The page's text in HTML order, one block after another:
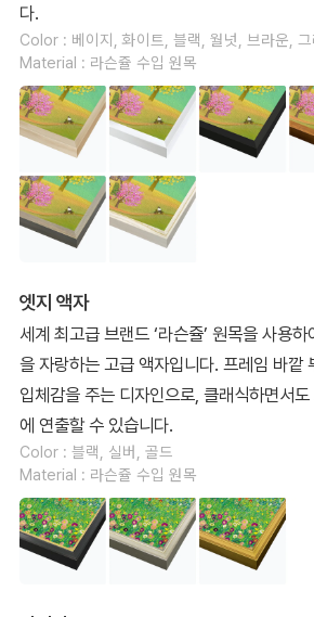
다.
Color : 베이지, 화이트, 블랙, 월넛, 브라운,
Material : 라슨쥴 수입 원목
엣지 액자
세계 최고급 브랜드 ‘라슨쥴’ 원목을 사용
을 자랑하는 고급 액자입니다. 프레임 바깥
입체감을 주는 디자인으로, 클래식하면서
에 연출할 수 있습니다.
Color : 블랙, 실버, 골드
Material : 라슨쥴 수입 원목